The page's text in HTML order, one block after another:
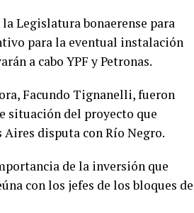
Legislatura bonaerense para
para la eventual instalación
a cabo YPF y Petronas.
Facundo Tignanelli, fueron
situación del proyecto que
Aires disputa con Río Negro.
de la inversión que
con los jefes de los bloques de